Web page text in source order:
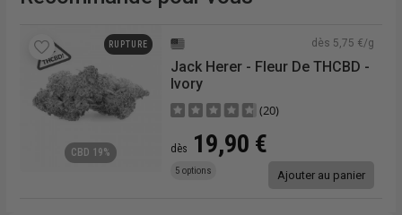
RUPTURE
CBD 19%
dès 5,75 €/g
Jack Herer - Fleur De THCBD -
Ivory
(20)
dès 19,90 €
5 options Ajouter au panier